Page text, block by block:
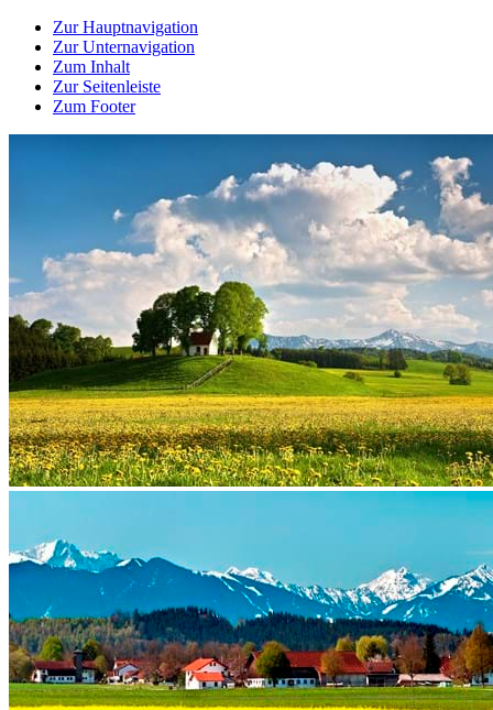
Zur Hauptnavigation
Zur Unternavigation
Zum Inhalt
Zur Seitenleiste
Zum Footer